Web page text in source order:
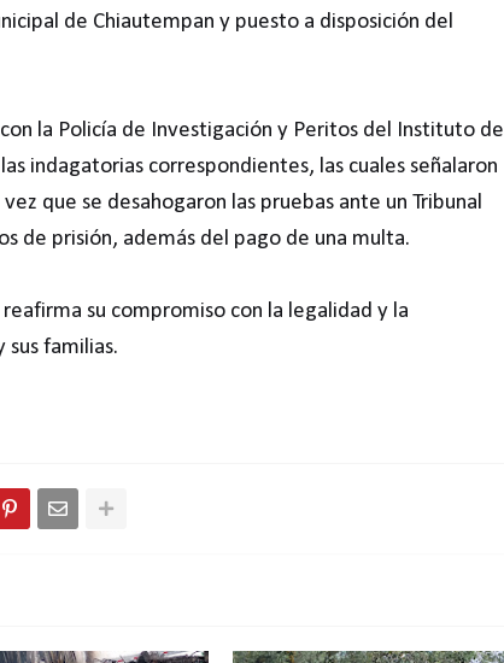
de Chiautempan y puesto a disposición del
la Policía de Investigación y Peritos del Instituto de
indagatorias correspondientes, las cuales señalaron
que se desahogaron las pruebas ante un Tribunal
de prisión, además del pago de una multa.
su compromiso con la legalidad y la
sus familias.